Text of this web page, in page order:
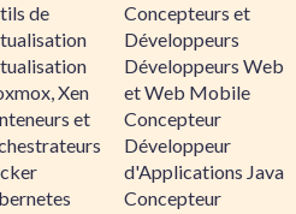
de
Xen
et
Concepteurs et
Développeurs
Développeurs Web
et Web Mobile
Concepteur
Développeur
d'Applications Java
Concepteur